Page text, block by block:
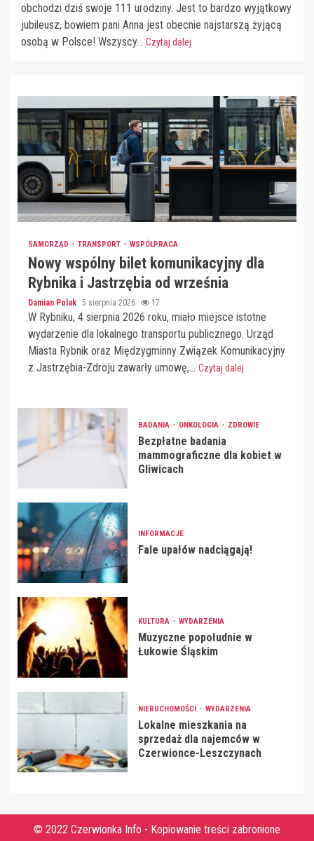
obchodzi dziś swoje 111 urodziny. Jest to bardzo wyjątkowy
jubileusz, bowiem pani Anna jest obecnie najstarszą żyjącą
osobą w Polsce! Wszyscy... Czytaj dalej
SAMORZĄD TRANSPORT WSPÓŁPRACA
Nowy wspólny bilet komunikacyjny dla
Rybnika i Jastrzębia od września
Damian Polak 5 sierpnia 2026 17
W Rybniku, 4 sierpnia 2026 roku, miało miejsce istotne
wydarzenie dla lokalnego transportu publicznego. Urząd
Miasta Rybnik oraz Międzygminny Związek Komunikacyjny
z Jastrzębia-Zdroju zawarły umowę,... Czytaj dalej
BADANIA ONKOLOGIA ZDROWIE
Bezpłatne badania
mammograficzne dla kobiet w
Gliwicach
INFORMACJE
Fale upałów nadciągają!
KULTURA WYDARZENIA
Muzyczne popołudnie w
Łukowie Śląskim
NIERUCHOMOŚCI WYDARZENIA
Lokalne mieszkania na
sprzedaż dla najemców w
Czerwionce-Leszczynach
© 2022 Czerwionka Info - Kopiowanie treści zabronione